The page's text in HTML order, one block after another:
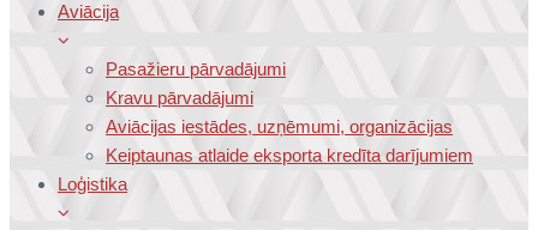
Aviācija
Pasažieru pārvadājumi
Kravu pārvadājumi
Aviācijas iestādes, uzņēmumi, organizācijas
Keiptaunas atlaide eksporta kredīta darījumiem
Loģistika